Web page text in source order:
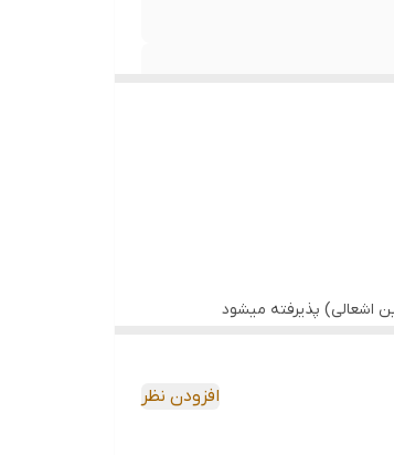
اشعالی) پذیرفته میشود
افزودن نظر